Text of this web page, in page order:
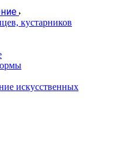
кустарников
искусственных